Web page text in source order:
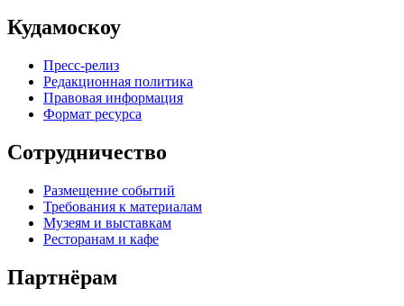
Кудамоскоу
Пресс-релиз
Редакционная политика
Правовая информация
Формат ресурса
Сотрудничество
Размещение событий
Требования к материалам
Музеям и выставкам
Ресторанам и кафе
Партнёрам